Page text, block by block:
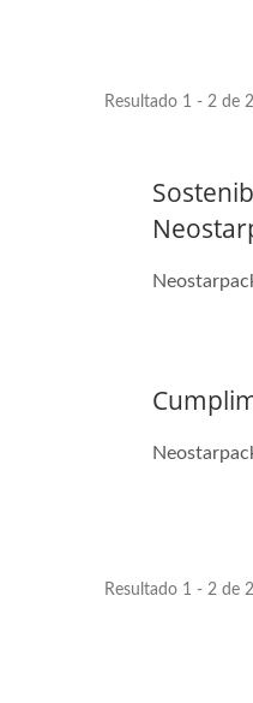
Resultado 1 - 2 de 2
Resultado 1 - 2 de 2